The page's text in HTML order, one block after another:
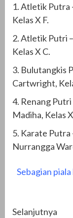
1. Atletik Putra
Kelas X F.
2. Atletik Putri
Kelas X C.
3. Bulutangkis
Cartwright,
4. Renang
Madiha, Kelas
5. Karate Putra
Nurrangga
Sebagian
Selanjutnya